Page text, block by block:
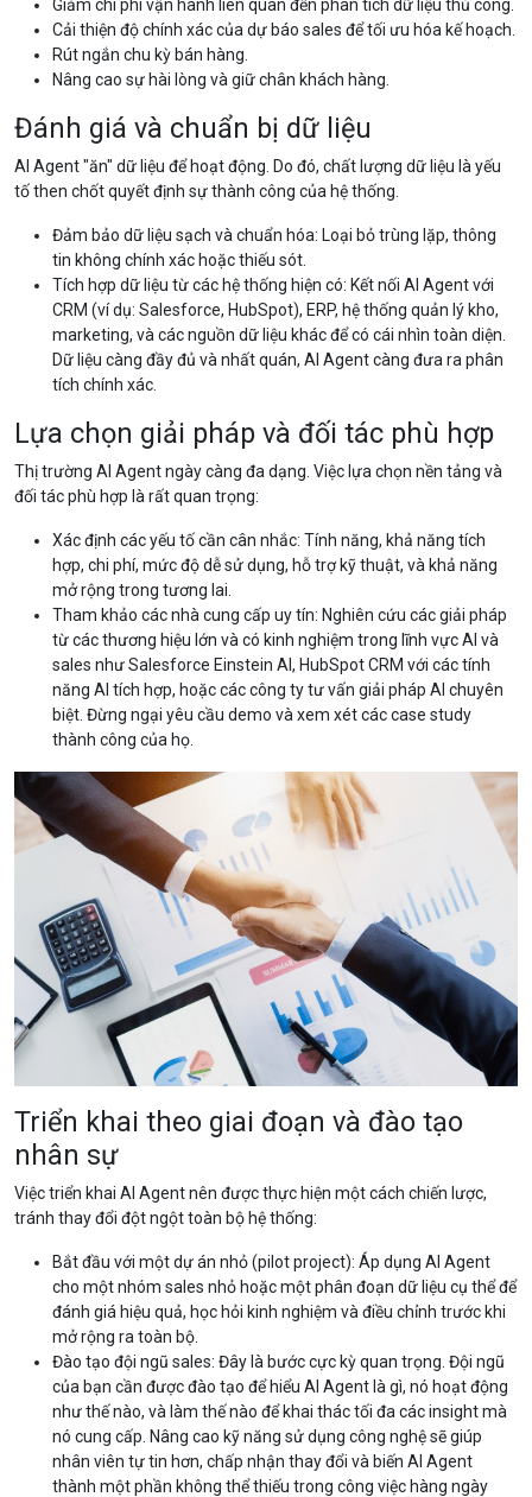
Giảm chi phí vận hành liên quan đến phân tích dữ liệu thủ công.
Cải thiện độ chính xác của dự báo sales để tối ưu hóa kế hoạch.
Rút ngắn chu kỳ bán hàng.
Nâng cao sự hài lòng và giữ chân khách hàng.
Đánh giá và chuẩn bị dữ liệu
AI Agent "ăn" dữ liệu để hoạt động. Do đó, chất lượng dữ liệu là yếu
tố then chốt quyết định sự thành công của hệ thống.
Đảm bảo dữ liệu sạch và chuẩn hóa: Loại bỏ trùng lặp, thông
tin không chính xác hoặc thiếu sót.
Tích hợp dữ liệu từ các hệ thống hiện có: Kết nối AI Agent với
CRM (ví dụ: Salesforce, HubSpot), ERP, hệ thống quản lý kho,
marketing, và các nguồn dữ liệu khác để có cái nhìn toàn diện.
Dữ liệu càng đầy đủ và nhất quán, AI Agent càng đưa ra phân
tích chính xác.
Lựa chọn giải pháp và đối tác phù hợp
Thị trường AI Agent ngày càng đa dạng. Việc lựa chọn nền tảng và
đối tác phù hợp là rất quan trọng:
Xác định các yếu tố cần cân nhắc: Tính năng, khả năng tích
hợp, chi phí, mức độ dễ sử dụng, hỗ trợ kỹ thuật, và khả năng
mở rộng trong tương lai.
Tham khảo các nhà cung cấp uy tín: Nghiên cứu các giải pháp
từ các thương hiệu lớn và có kinh nghiệm trong lĩnh vực AI và
sales như Salesforce Einstein AI, HubSpot CRM với các tính
năng AI tích hợp, hoặc các công ty tư vấn giải pháp AI chuyên
biệt. Đừng ngại yêu cầu demo và xem xét các case study
thành công của họ.
Triển khai theo giai đoạn và đào tạo
nhân sự
Việc triển khai AI Agent nên được thực hiện một cách chiến lược,
tránh thay đổi đột ngột toàn bộ hệ thống:
Bắt đầu với một dự án nhỏ (pilot project): Áp dụng AI Agent
cho một nhóm sales nhỏ hoặc một phân đoạn dữ liệu cụ thể để
đánh giá hiệu quả, học hỏi kinh nghiệm và điều chỉnh trước khi
mở rộng ra toàn bộ.
Đào tạo đội ngũ sales: Đây là bước cực kỳ quan trọng. Đội ngũ
của bạn cần được đào tạo để hiểu AI Agent là gì, nó hoạt động
như thế nào, và làm thế nào để khai thác tối đa các insight mà
nó cung cấp. Nâng cao kỹ năng sử dụng công nghệ sẽ giúp
nhân viên tự tin hơn, chấp nhận thay đổi và biến AI Agent
thành một phần không thể thiếu trong công việc hàng ngày